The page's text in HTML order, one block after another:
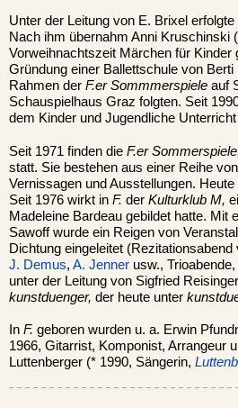
Unter der Leitung von E. Brixel
Nach ihm übernahm Anni Kruschinski
Vorweihnachtszeit Märchen für Kinder
Gründung einer Ballettschule von
Rahmen der F.er Sommmerspiele auf
Schauspielhaus Graz folgten. Seit
dem Kinder und Jugendliche
Seit 1971 finden die F.er
statt. Sie bestehen aus einer Reihe
Vernissagen und Ausstellungen.
Seit 1976 wirkt in F. der Kulturklub M,
Madeleine Bardeau gebildet hatte. Mit
Sawoff wurde ein Reigen von
Dichtung eingeleitet
J. Demus, A. Jenner usw.,
unter der Leitung von Sigfried
kunstduenger, der heute unter
In F. geboren wurden u. a. Erwin
1966, Gitarrist, Komponist, Arrangeur
Luttenberger (* 1990, Sängerin,